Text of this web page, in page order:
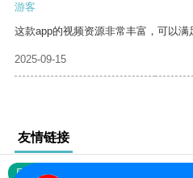
游客
这款app的视频资源非常丰富，可以满
2025-09-15
友情链接
网站地图